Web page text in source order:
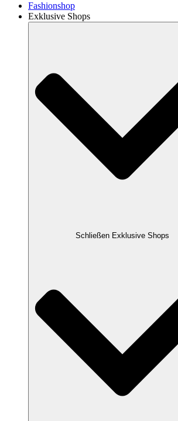
Fashionshop
Exklusive Shops
Schließen Exklusive Shops